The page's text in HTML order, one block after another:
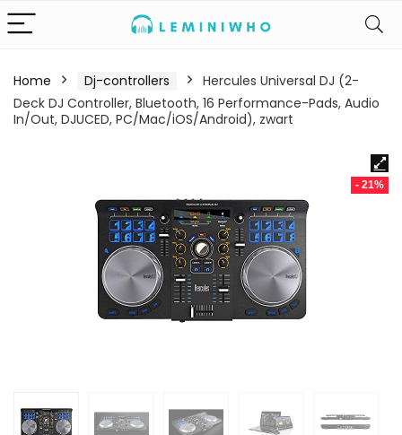
Home Dj-controllers
Hercules Universal DJ (2-
Deck DJ Controller, Bluetooth, 16 Performance-Pads, Audio
In/Out, DJUCED, PC/Mac/iOS/Android), zwart
- 21%